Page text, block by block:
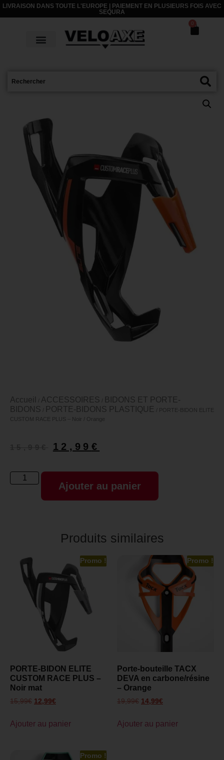
LIVRAISON DANS TOUTE L'EUROPE | PAIEMENT EN PLUSIEURS FOIS AVEC
SEQURA
0
Accueil ACCESSOIRES
BIDONS ET PORTE-
BIDONS
PORTE-BIDONS PLASTIQUE / PORTE-BIDON ELITE
CUSTOM RACE PLUS – Noir / Orange
12,99 €
Ajouter au panier
Produits similaires
Promo !
PORTE-BIDON ELITE
CUSTOM RACE PLUS –
Noir mat
15,99€ 12,99€
Ajouter au panier
Promo !
Porte-bouteille TACX
DEVA en carbone/résine
– Orange
19,99€ 14,99€
Ajouter au panier
Promo !